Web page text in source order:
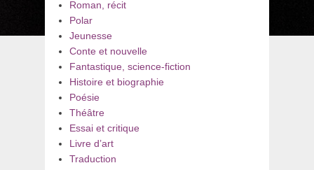
Roman, récit
Polar
Jeunesse
Conte et nouvelle
Fantastique, science-fiction
Histoire et biographie
Poésie
Théâtre
Essai et critique
Livre d’art
Traduction